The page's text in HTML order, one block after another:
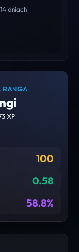
dniach
RANGA
XP
100
0.58
58.8%